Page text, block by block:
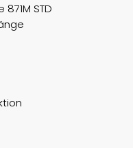
STD